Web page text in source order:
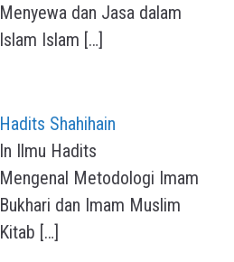
Menyewa dan Jasa dalam
Islam Islam […]
Hadits Shahihain
In Ilmu Hadits
Mengenal Metodologi Imam
Bukhari dan Imam Muslim
Kitab […]